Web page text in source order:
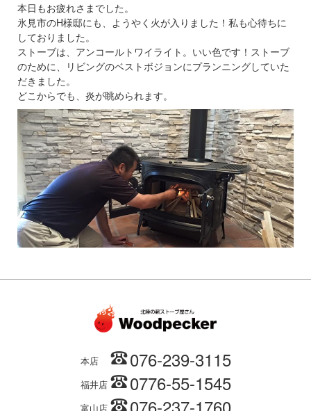
本日もお疲れさまでした。
氷見市のH様邸にも、ようやく火が入りました！私も心待ちに
しておりました。
ストーブは、アンコールトワイライト。いい色です！ストーブ
のために、リビングのベストボジョンにプランニングしていた
だきました。
どこからでも、炎が眺められます。
本店 076-239-3115
福井店 0776-55-1545
富山店